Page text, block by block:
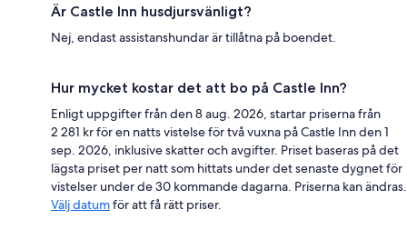
Är Castle Inn husdjursvänligt?
Nej, endast assistanshundar är tillåtna på boendet.
Hur mycket kostar det att bo på Castle Inn?
Enligt uppgifter från den 8 aug. 2026, startar priserna från
2 281 kr för en natts vistelse för två vuxna på Castle Inn den 1
sep. 2026, inklusive skatter och avgifter. Priset baseras på det
lägsta priset per natt som hittats under det senaste dygnet för
vistelser under de 30 kommande dagarna. Priserna kan ändras.
Välj datumför att få rätt priser.